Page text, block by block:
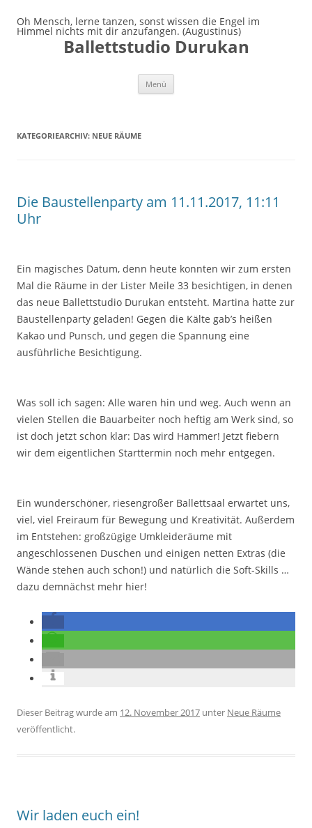
Oh Mensch, lerne tanzen, sonst wissen die Engel im
Himmel nichts mit dir anzufangen. (Augustinus)
Ballettstudio Durukan
Menü
KATEGORIEARCHIV: NEUE RÄUME
Die Baustellenparty am 11.11.2017, 11:11
Uhr
Ein magisches Datum, denn heute konnten wir zum ersten
Mal die Räume in der Lister Meile 33 besichtigen, in denen
das neue Ballettstudio Durukan entsteht. Martina hatte zur
Baustellenparty geladen! Gegen die Kälte gab’s heißen
Kakao und Punsch, und gegen die Spannung eine
ausführliche Besichtigung.
Was soll ich sagen: Alle waren hin und weg. Auch wenn an
vielen Stellen die Bauarbeiter noch heftig am Werk sind, so
ist doch jetzt schon klar: Das wird Hammer! Jetzt fiebern
wir dem eigentlichen Starttermin noch mehr entgegen.
Ein wunderschöner, riesengroßer Ballettsaal erwartet uns,
viel, viel Freiraum für Bewegung und Kreativität. Außerdem
im Entstehen: großzügige Umkleideräume mit
angeschlossenen Duschen und einigen netten Extras (die
Wände stehen auch schon!) und natürlich die Soft-Skills …
dazu demnächst mehr hier!
Dieser Beitrag wurde am 12. November 2017 unter Neue Räume
veröffentlicht.
Wir laden euch ein!